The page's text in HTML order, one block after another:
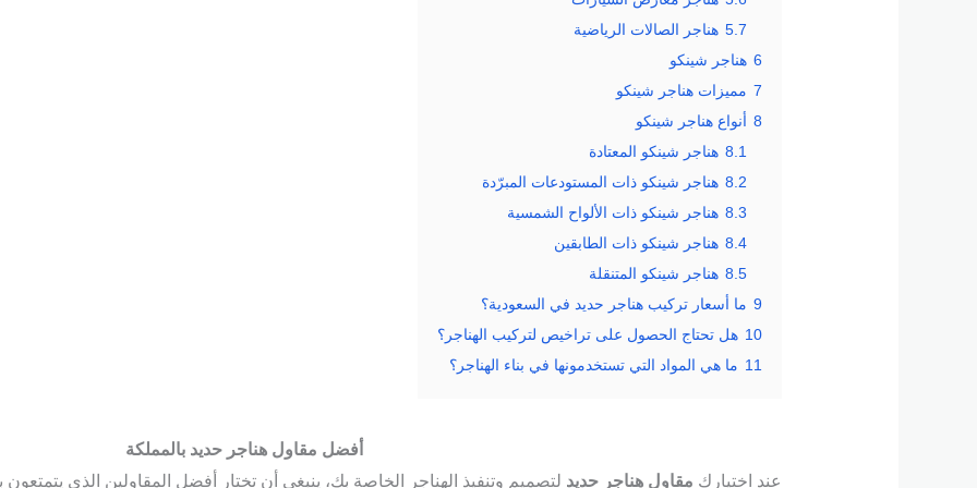
5.7 هناجر الصالات الرياضية
6 هناجر شينكو
7 مميزات هناجر شينكو
8 أنواع هناجر شينكو
8.1 هناجر شينكو المعتادة
8.2 هناجر شينكو ذات المستودعات المبرّدة
8.3 هناجر شينكو ذات الألواح الشمسية
8.4 هناجر شينكو ذات الطابقين
8.5 هناجر شينكو المتنقلة
9 ما أسعار تركيب هناجر حديد في السعودية؟
10 هل تحتاج الحصول على تراخيص لتركيب الهناجر؟
11 ما هي المواد التي تستخدمونها في بناء الهناجر؟
أفضل مقاول هناجر حديد بالمملكة
عند اختيارك مقاول هناجر حديد لتصميم وتنفيذ الهناجر الخاصة بك، ينبغي أن تختار أفضل المقاولين الذي يتمتعون